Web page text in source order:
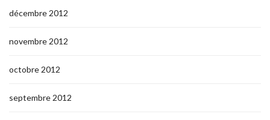
décembre 2012
novembre 2012
octobre 2012
septembre 2012